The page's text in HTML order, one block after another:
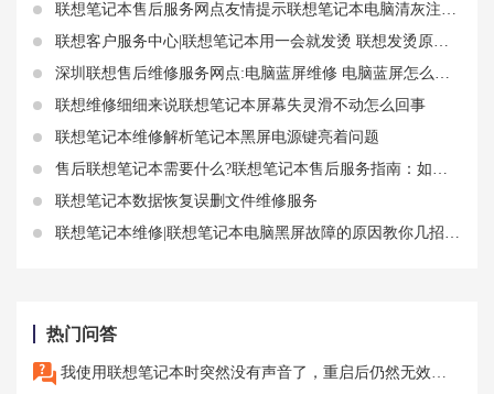
联想笔记本售后服务网点友情提示联想笔记本电脑清灰注意事项
联想客户服务中心|联想笔记本用一会就发烫 联想发烫原因分析
深圳联想售后维修服务网点:电脑蓝屏维修 电脑蓝屏怎么处理联想
联想维修细细来说联想笔记本屏幕失灵滑不动怎么回事
联想笔记本维修解析笔记本黑屏电源键亮着问题
售后联想笔记本需要什么?联想笔记本售后服务指南：如何保障你的权益
联想笔记本数据恢复误删文件维修服务
联想笔记本维修|联想笔记本电脑黑屏故障的原因教你几招快速解决
热门问答
我使用联想笔记本时突然没有声音了，重启后仍然无效，怎么办?我正在使用联想笔记本观看视频或听音乐，突然发现没有声音了，尝试重启后仍然无效，无法听到任何声音，我该如何解决?